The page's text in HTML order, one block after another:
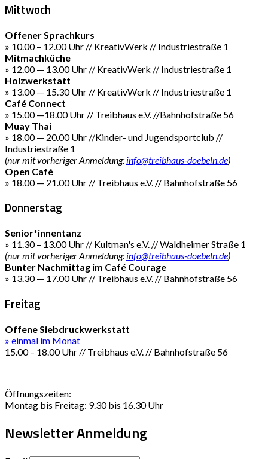
Mittwoch
Offener Sprachkurs
» 10.00 – 12.00 Uhr // KreativWerk // Industriestraße 1
Mitmachküche
» 12.00 — 13.00 Uhr // KreativWerk // Industriestraße 1
Holzwerkstatt
» 13.00 — 15.30 Uhr // KreativWerk // Industriestraße 1
Café Connect
» 15.00 —18.00 Uhr // Treibhaus e.V. //Bahnhofstraße 56
Muay Thai
» 18.00 — 20.00 Uhr //Kinder- und Jugendsportclub //
Industriestraße 1
(nur mit vorheriger Anmeldung: info@treibhaus-doebeln.de)
Open Café
» 18.00 — 21.00 Uhr // Treibhaus e.V. // Bahnhofstraße 56
Donnerstag
Senior*innentanz
» 11.30 – 13.00 Uhr // Kultman's e.V. // Waldheimer Straße 1
(nur mit vorheriger Anmeldung: info@treibhaus-doebeln.de)
Bunter Nachmittag im Café Courage
» 13.30 — 17.00 Uhr // Treibhaus e.V. // Bahnhofstraße 56
Freitag
Offene Siebdruckwerkstatt
» einmal im Monat
15.00 – 18.00 Uhr // Treibhaus e.V. // Bahnhofstraße 56
Öffnungszeiten:
Montag bis Freitag: 9.30 bis 16.30 Uhr
Newsletter Anmeldung